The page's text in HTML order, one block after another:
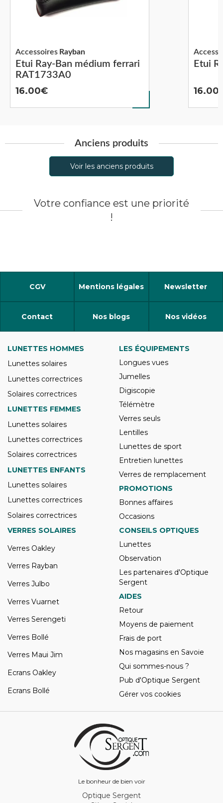
Etui Ray-Ban médium ferrari
RAT1733A0
Accessoires Rayban
16.00
Etui
16.00
Anciens produits
Voir les anciens produits
Votre confiance est une priorité
!
CGV Mentions légales Newsletter
Contact Nos blogs Nos vidéos
Le bonheur de bien voir
LUNETTES HOMMES
Lunettes solaires
Lunettes correctrices
Solaires correctrices
LUNETTES FEMMES
Lunettes solaires
Lunettes correctrices
Solaires correctrices
LUNETTES ENFANTS
Lunettes solaires
Lunettes correctrices
Solaires correctrices
LES ÉQUIPEMENTS
Longues vues
Jumelles
Digiscopie
Télémètre
Verres seuls
Lentilles
Lunettes de sport
Entretien lunettes
Verres de remplacement
PROMOTIONS
Bonnes affaires
Occasions
VERRES SOLAIRES
Verres Oakley
Verres Rayban
Verres Julbo
Verres Vuarnet
Verres Serengeti
Verres Bollé
Verres Maui Jim
Ecrans Oakley
Ecrans Bollé
CONSEILS OPTIQUES
Lunettes
Observation
Les partenaires d'Optique
Sergent
AIDES
Retour
Moyens de paiement
Frais de port
Nos magasins en Savoie
Qui sommes-nous ?
Pub d'Optique Sergent
Gérer vos cookies
Optique Sergent